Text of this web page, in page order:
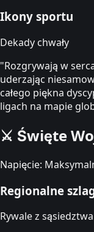
Ikony sportu
Dekady chwały
"Rozgrywają w
uderzając
całego piękna
ligach na mapie
⚔️ Święte
Napięcie:
Regionalne
Rywale z sąsiedztwa